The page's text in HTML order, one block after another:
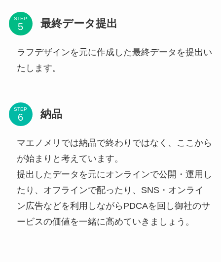
STEP 最終データ提出
ラフデザインを元に作成した最終データを提出い
たします。
STEP 納品
マエノメリでは納品で終わりではなく、ここから
が始まりと考えています。
提出したデータを元にオンラインで公開・運用し
たり、オフラインで配ったり、SNS・オンライ
ン広告などを利用しながらPDCAを回し御社のサ
ービスの価値を一緒に高めていきましょう。